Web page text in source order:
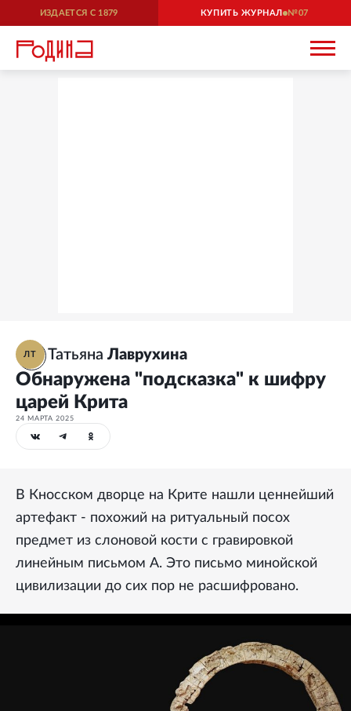
ИЗДАЕТСЯ С 1879 КУПИТЬ ЖУРНАЛ 07
ЛТ Татьяна Лаврухина
Обнаружена "подсказка" к шифру
царей Крита
24 МАРТА 2025
В Кносском дворце на Крите нашли ценнейший
артефакт - похожий на ритуальный посох
предмет из слоновой кости с гравировкой
линейным письмом А. Это письмо минойской
цивилизации до сих пор не расшифровано.